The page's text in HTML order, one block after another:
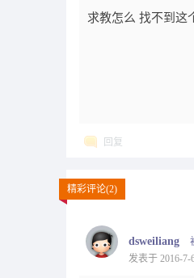
求教怎么 找不到这
回复
精彩评论(2)
dsweiliang
发表于 2016-7-